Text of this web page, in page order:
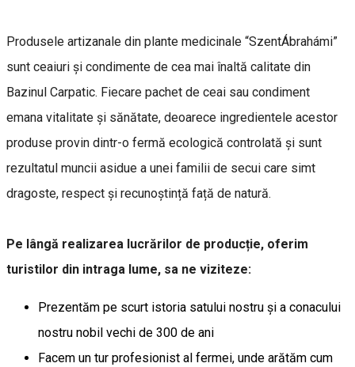
Produsele artizanale din plante medicinale “SzentÁbrahámi”
sunt ceaiuri și condimente de cea mai înaltă calitate din
Bazinul Carpatic. Fiecare pachet de ceai sau condiment
emana vitalitate și sănătate, deoarece ingredientele acestor
produse provin dintr-o fermă ecologică controlată și sunt
rezultatul muncii asidue a unei familii de secui care simt
dragoste, respect și recunoștință față de natură.
Pe lângă realizarea lucrărilor de producție, oferim
turistilor din intraga lume, sa ne viziteze:
Prezentăm pe scurt istoria satului nostru și a conacului
nostru nobil vechi de 300 de ani
Facem un tur profesionist al fermei, unde arătăm cum